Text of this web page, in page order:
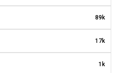
89k
17k
1k